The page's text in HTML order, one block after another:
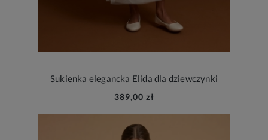
Sukienka elegancka Elida dla dziewczynki
389,00 zł